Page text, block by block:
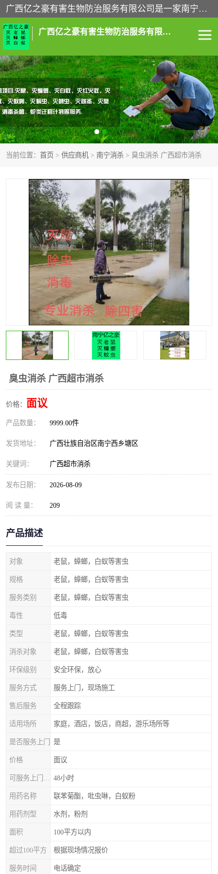
广西亿之豪有害生物防治服务有限公司是一家南宁灭鼠公司、灭蟑螂公司，南宁杀虫公司，南宁除虫公司，南宁灭跳蚤公司，南宁灭白蚁公司，南宁除四害公司,广西亿之豪有害生物防治服务有限公司专业灭蟑螂,除臭虫,其他害虫,服务上门,安全环保,售后保障,一次消杀，竭诚为您服务.
广西亿之豪有害生物防治服务有限公司
当前位置： 首页 > 供应商机 > 南宁消杀 > 臭虫消杀 广西超市消杀
臭虫消杀 广西超市消杀
价格： 面议
产品数量： 9999.00件
发货地址： 广西壮族自治区南宁西乡塘区
关键词： 广西超市消杀
发布日期： 2026-08-09
阅 读 量： 209
产品描述
对象 老鼠，蟑螂，白蚁等害虫
规格 老鼠，蟑螂，白蚁等害虫
服务类别 老鼠，蟑螂，白蚁等害虫
毒性 低毒
类型 老鼠，蟑螂，白蚁等害虫
消杀对象 老鼠，蟑螂，白蚁等害虫
环保级别 安全环保，放心
服务方式 服务上门，现场施工
售后服务 全程跟踪
适用场所 家庭，酒店，饭店，商超，游乐场所等
是否服务上门 是
价格 面议
48小时
用药名称 联苯菊酯，吡虫啉，白蚁粉
用药剂型 水剂，粉剂
面积 100平方以内
超过100平方 根据现场情况报价
服务时间 电话确定
南宁灭白蚁 南宁灭老鼠
南宁灭蟑螂 南宁杀虫
南宁除四害 南宁消杀
南宁除虫公司